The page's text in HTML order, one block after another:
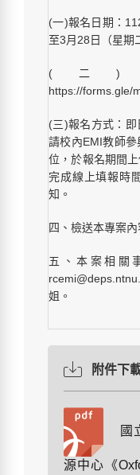
(一)報名日期：
至3月28日（星期
(二)
https://forms.gle/
(三)報名方式：
請校內EMI教師
位，於報名期間
完成線上填報時
知。
四、檢送本專案
五、本案相關
姐。
附件下
國
源中心《